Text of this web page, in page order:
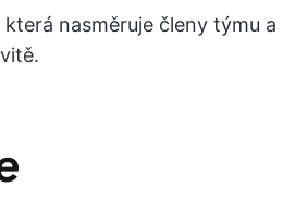
nasměruje členy týmu a